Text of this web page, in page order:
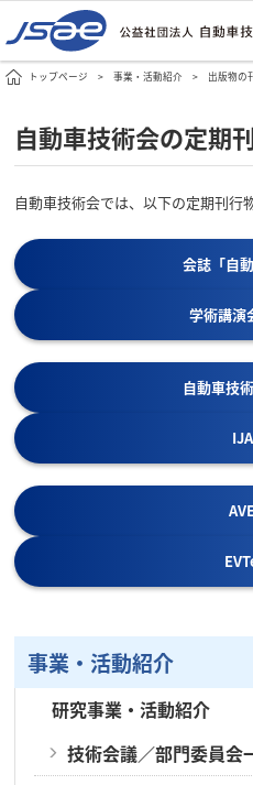
トップページ 事業・活動紹介 出版物の
自動車技術会の定期
自動車技術会では、以下の定期刊行
会誌「自
学術講演
自動車技
事業・活動紹介
研究事業・活動紹介
技術会議／部門委員会